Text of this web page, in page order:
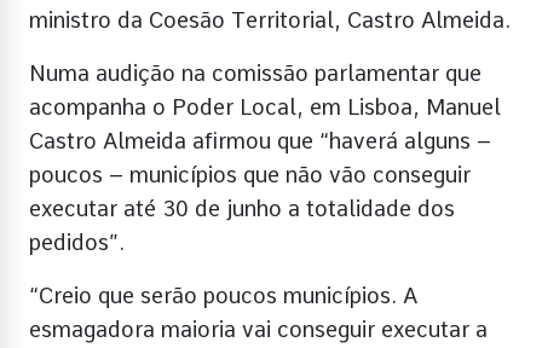
ministro da Coesão Territorial, Castro Almeida.
Numa audição na comissão parlamentar que
acompanha o Poder Local, em Lisboa, Manuel
Castro Almeida afirmou que “haverá alguns –
poucos – municípios que não vão conseguir
executar até 30 de junho a totalidade dos
pedidos”.
“Creio que serão poucos municípios. A
esmagadora maioria vai conseguir executar a